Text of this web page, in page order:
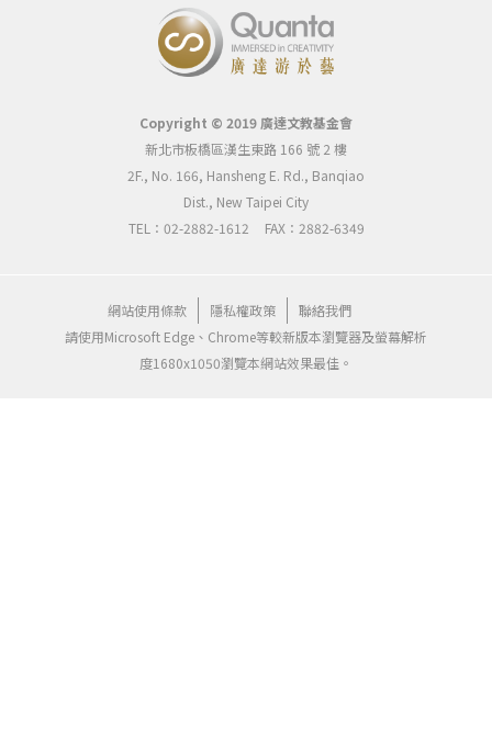
Copyright © 2019 廣達文教基金會
新北市板橋區漢生東路 166 號 2 樓
2F., No. 166, Hansheng E. Rd., Banqiao
Dist., New Taipei City
TEL：02-2882-1612
FAX：2882-6349
網站使用條款 隱私權政策
聯絡我們
請使用Microsoft Edge、Chrome等較新版本瀏覽器及螢幕解析
度1680x1050瀏覽本網站效果最佳。